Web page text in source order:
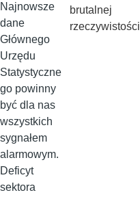
Najnowsze
dane
Głównego
Urzędu
Statystyczne
go powinny
być dla nas
wszystkich
sygnałem
alarmowym.
Deficyt
sektora
brutalnej
rzeczywistości